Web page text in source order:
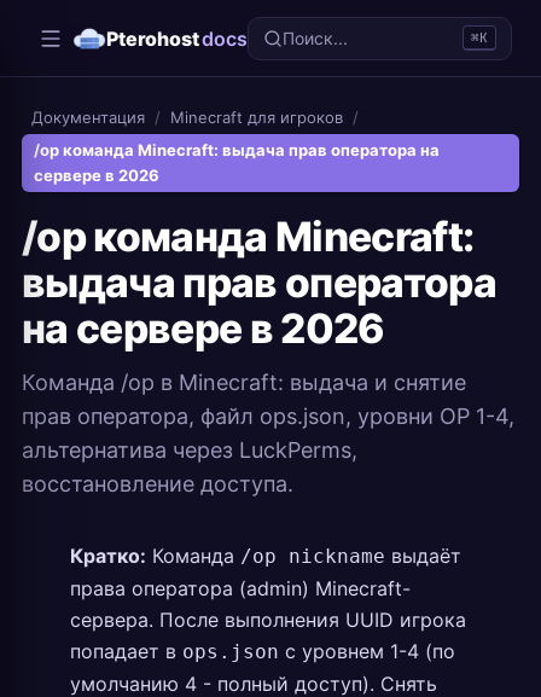
Pterohostdocs Поиск... ⌘K
Документация / Minecraft для игроков /
/op команда Minecraft: выдача прав оператора на
сервере в 2026
/op команда Minecraft:
выдача прав оператора
на сервере в 2026
Команда /op в Minecraft: выдача и снятие
прав оператора, файл ops.json, уровни OP 1-4,
альтернатива через LuckPerms,
восстановление доступа.
Кратко: Команда /op nickname выдаёт
права оператора (admin) Minecraft-
сервера. После выполнения UUID игрока
попадает в ops.json с уровнем 1-4 (по
умолчанию 4 - полный доступ). Снять